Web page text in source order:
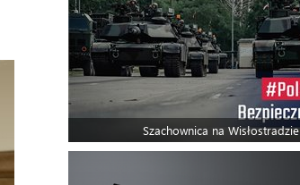
Szachownica na Wisłostradzie